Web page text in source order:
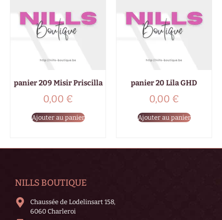
panier 209 Misir Priscilla
0,00 €
Ajouter au panier
panier 20 Lila GHD
0,00 €
Ajouter au panier
NILLS BOUTIQUE
Chaussée de Lodelinsart 158,
6060 Charleroi